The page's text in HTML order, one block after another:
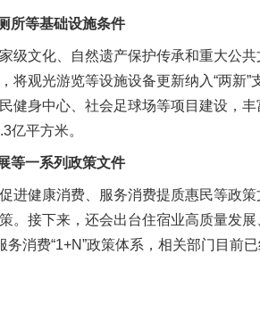
所等基础设施条件
文化、自然遗产保护传承和重大公共
观光游览等设施设备更新纳入“两新”
健身中心、社会足球场等项目建设，
亿平方米。
等一系列政策文件
健康消费、服务消费提质惠民等政策
。接下来，还会出台住宿业高质量发展
消费“1+N”政策体系，相关部门目前